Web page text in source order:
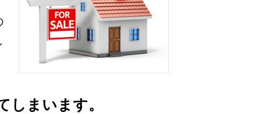
しまいます。